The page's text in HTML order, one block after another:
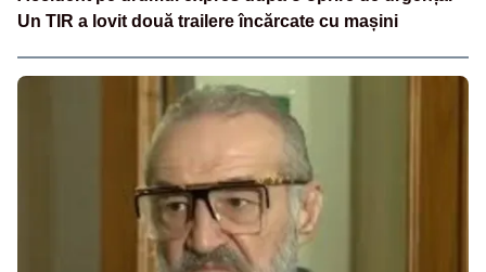
Un TIR a lovit două trailere încărcate cu mașini